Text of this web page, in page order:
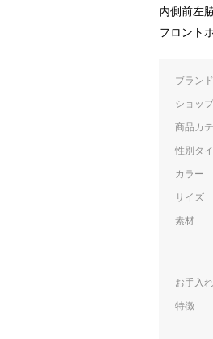
内側前左
フロント
ブランド
ショップ
商品カ
性別タ
カラー
サイズ
素材
お手入れ
特徴